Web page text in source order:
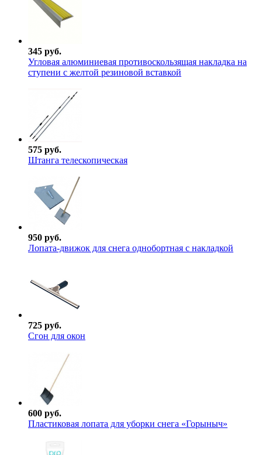
345 руб.
Угловая алюминиевая противоскользящая накладка на
ступени с желтой резиновой вставкой
575 руб.
Штанга телескопическая
950 руб.
Лопата-движок для снега однобортная с накладкой
725 руб.
Сгон для окон
600 руб.
Пластиковая лопата для уборки снега «Горыныч»